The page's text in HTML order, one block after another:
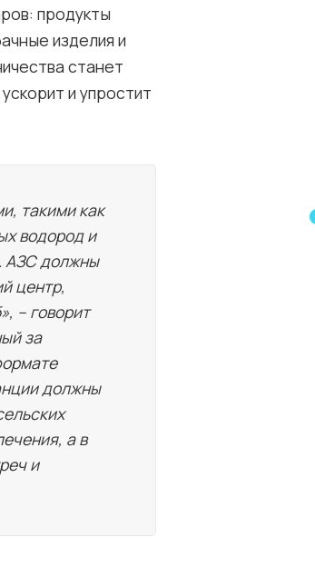
продукты
изделия и
станет
и упростит
такими как
водород и
АЗС должны
центр,
– говорит
за
должны
а в
и